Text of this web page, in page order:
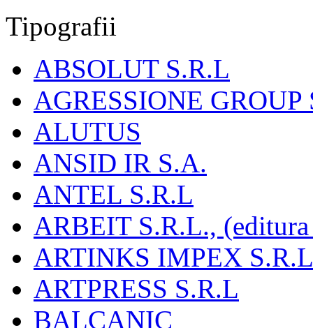
Tipografii
ABSOLUT S.R.L
AGRESSIONE GROUP
ALUTUS
ANSID IR S.A.
ANTEL S.R.L
ARBEIT S.R.L.,
ARTINKS IMPEX
ARTPRESS S.R.L
BALCANIC